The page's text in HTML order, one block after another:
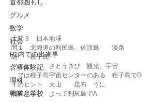
首都圏もし
グルメ
数学
社会
P1内での出来事
合格体験記
理科
職業と学校
大問３　日本地理
問１　北海道の利尻島、佐渡島　　淡路
島　　種子島
アのヒント　さとうきび　観光、宇宙
アは種子島宇宙センターのある　種子島でD
イのヒント　火山　　昆布　うに
利尻昆布　　よって利尻島でA